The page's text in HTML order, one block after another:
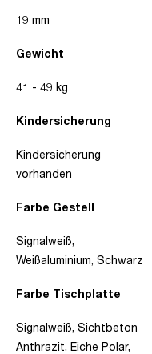
Gewicht
Kindersicherung
Farbe Gestell
Farbe Tischplatte
19 mm
41 - 49 kg
Kindersicherung
vorhanden
Signalweiß,
Weißaluminium, Schwarz
Signalweiß, Sichtbeton
Anthrazit, Eiche Polar,